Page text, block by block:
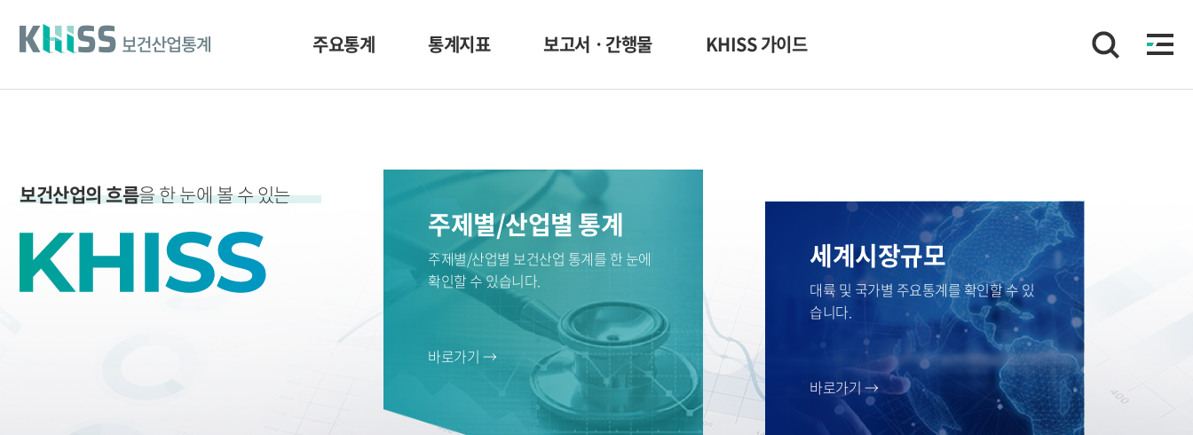
건
주요통계 통계지표 보고서ㆍ간행물 KHISS 가이드
보건산업의 흐름을 한 눈에 볼 수 있는
주제별/산업별 통계
주제별/산업별 보건산업 통계를 한 눈에
확인할 수 있습니다.
바로가기 →
세계시장규모
대륙 및 국가별 주요통계를 확인할 수 있
습니다.
바로가기 →